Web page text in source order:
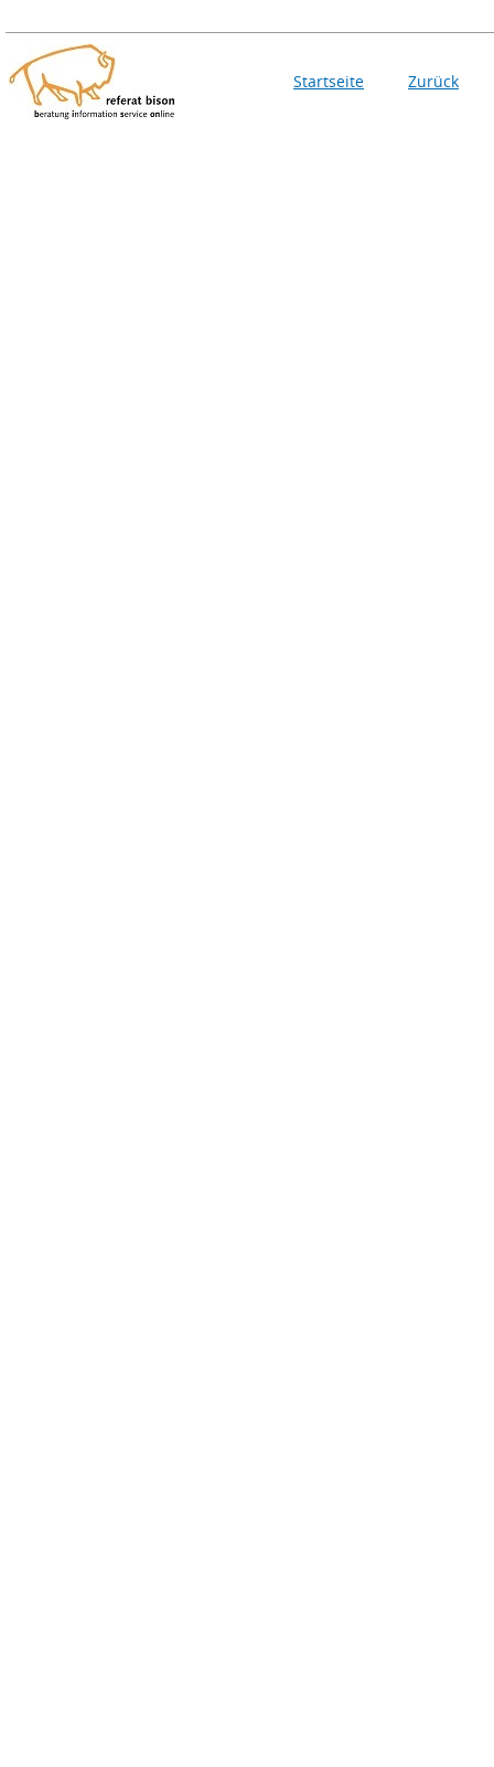
Startseite Zurück